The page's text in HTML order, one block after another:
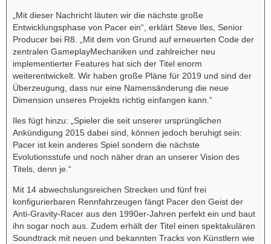
„Mit dieser Nachricht läuten wir die nächste große
Entwicklungsphase von Pacer ein“, erklärt Steve Iles, Senior
Producer bei R8. „Mit dem von Grund auf erneuerten Code der
zentralen GameplayMechaniken und zahlreicher neu
implementierter Features hat sich der Titel enorm
weiterentwickelt. Wir haben große Pläne für 2019 und sind der
Überzeugung, dass nur eine Namensänderung die neue
Dimension unseres Projekts richtig einfangen kann.“
Iles fügt hinzu: „Spieler die seit unserer ursprünglichen
Ankündigung 2015 dabei sind, können jedoch beruhigt sein:
Pacer ist kein anderes Spiel sondern die nächste
Evolutionsstufe und noch näher dran an unserer Vision des
Titels, denn je.“
Mit 14 abwechslungsreichen Strecken und fünf frei
konfigurierbaren Rennfahrzeugen fängt Pacer den Geist der
Anti-Gravity-Racer aus den 1990er-Jahren perfekt ein und baut
ihn sogar noch aus. Zudem erhält der Titel einen spektakulären
Soundtrack mit neuen und bekannten Tracks von Künstlern wie